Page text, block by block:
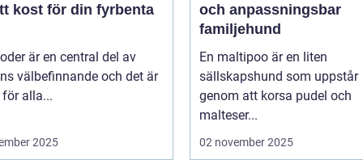
kost för din fyrbenta
är en central del av
välbefinnande och det är
alla...
2025
och anpassningsbar
familjehund
En maltipoo är en liten
sällskapshund som uppstår
genom att korsa pudel och
malteser...
02 november 2025